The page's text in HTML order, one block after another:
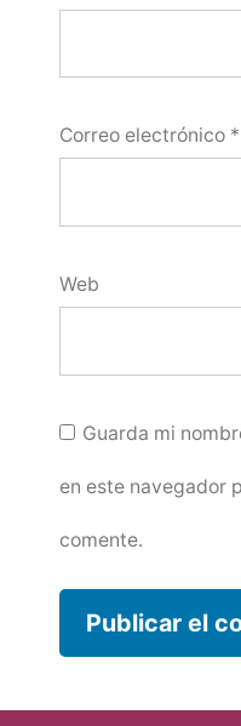
Correo electrónico *
Web
Guarda mi
en este navegador
comente.